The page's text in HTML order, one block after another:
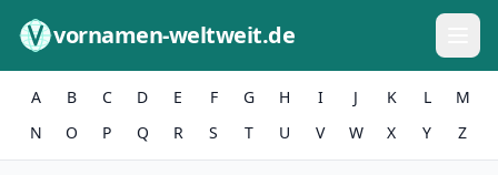
vornamen-weltweit.de
A B C D E F G H I J K L
M
N
O P Q R S T U V W X Y Z